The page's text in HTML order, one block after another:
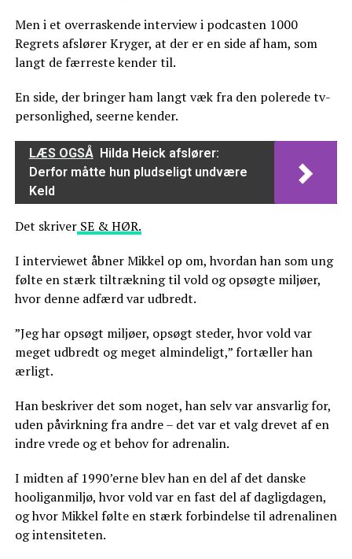
Men i et overraskende interview i podcasten 1000
Regrets afslører Kryger, at der er en side af ham, som
langt de færreste kender til.
En side, der bringer ham langt væk fra den polerede tv-
personlighed, seerne kender.
LÆS OGSÅ Hilda Heick afslører:
Derfor måtte hun pludseligt undvære
Keld
Det skriverSE & HØR.
I interviewet åbner Mikkel op om, hvordan han som ung
følte en stærk tiltrækning til vold og opsøgte miljøer,
hvor denne adfærd var udbredt.
”Jeg har opsøgt miljøer, opsøgt steder, hvor vold var
meget udbredt og meget almindeligt,” fortæller han
ærligt.
Han beskriver det som noget, han selv var ansvarlig for,
uden påvirkning fra andre – det var et valg drevet af en
indre vrede og et behov for adrenalin.
I midten af 1990’erne blev han en del af det danske
hooliganmiljø, hvor vold var en fast del af dagligdagen,
og hvor Mikkel følte en stærk forbindelse til adrenalinen
og intensiteten.